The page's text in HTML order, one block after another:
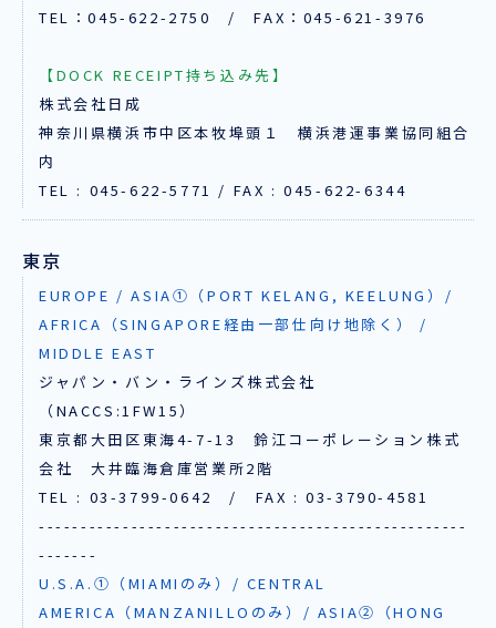
TEL：045-622-2750 / FAX：045-621-3976
【DOCK RECEIPT持ち込み先】
株式会社日成
神奈川県横浜市中区本牧埠頭１ 横浜港運事業協同組合
内
TEL : 045-622-5771 / FAX : 045-622-6344
東京
EUROPE / ASIA①（PORT KELANG, KEELUNG）/
AFRICA（SINGAPORE経由一部仕向け地除く） /
MIDDLE EAST
ジャパン・バン・ラインズ株式会社
（NACCS:1FW15）
東京都大田区東海4-7-13 鈴江コーポレーション株式
会社 大井臨海倉庫営業所2階
TEL : 03-3799-0642 / FAX : 03-3790-4581
---------------------------------------------------
-------
U.S.A.①（MIAMIのみ）/ CENTRAL
AMERICA（MANZANILLOのみ）/ ASIA②（HONG